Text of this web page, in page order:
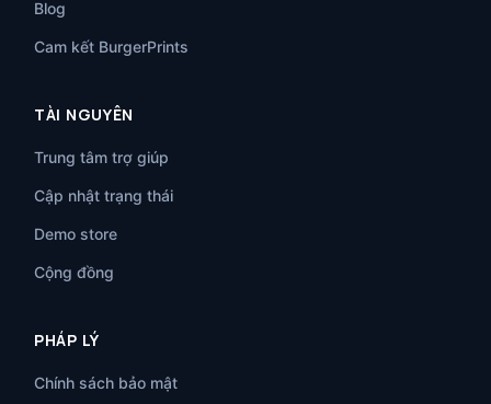
Blog
Cam kết BurgerPrints
TÀI NGUYÊN
Trung tâm trợ giúp
Cập nhật trạng thái
Demo store
Cộng đồng
PHÁP LÝ
Chính sách bảo mật